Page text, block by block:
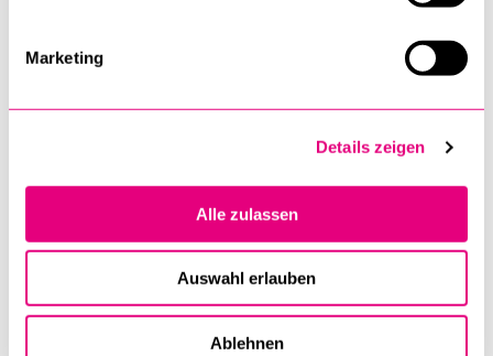
Marketing
Details zeigen
Alle zulassen
Auswahl erlauben
Ablehnen